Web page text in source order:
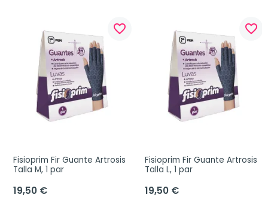
favorite_border
Fisioprim Fir Guante Artrosis
Talla M, 1 par
19,50 €
favorite_border
Fisioprim Fir Guante Artrosis
Talla L, 1 par
19,50 €